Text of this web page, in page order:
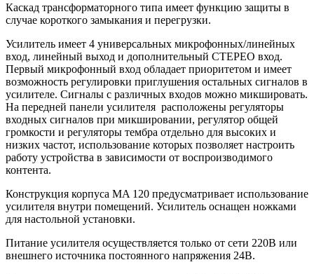
Каскад трансформаторного типа имеет функцию защиты в
случае короткого замыкания и перегрузки.
Усилитель имеет 4 универсальных микрофонных/линейных
вход, линейный выход и дополнительный СТЕРЕО вход.
Первый микрофонный вход обладает приоритетом и имеет
возможность регулировки приглушения остальных сигналов в
усилителе. Сигналы с различных входов можно микшировать.
На передней панели усилителя расположены регуляторы
входных сигналов при микшировании, регулятор общей
громкости и регуляторы тембра отдельно для высоких и
низких частот, использование которых позволяет настроить
работу устройства в зависимости от воспроизводимого
контента.
Конструкция корпуса MA 120 предусматривает использование
усилителя внутри помещений. Усилитель оснащен ножками
для настольной установки.
Питание усилителя осуществляется только от сети 220В или
внешнего источника постоянного напряжения 24В.